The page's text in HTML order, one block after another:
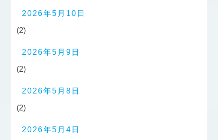
2026年5月10日
(2)
2026年5月9日
(2)
2026年5月8日
(2)
2026年5月4日